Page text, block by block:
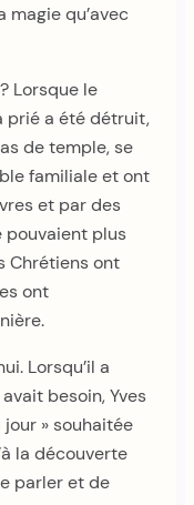
magie qu’avec
Lorsque le
prié a été détruit,
de temple, se
familiale et ont
et par des
pouvaient plus
Chrétiens ont
ont
Lorsqu’il a
besoin, Yves
» souhaitée
la découverte
parler et de